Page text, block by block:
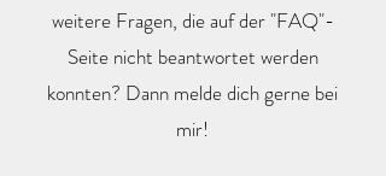
weitere Fragen, die auf der "FAQ"-
Seite nicht beantwortet werden
konnten? Dann melde dich gerne bei
mir!